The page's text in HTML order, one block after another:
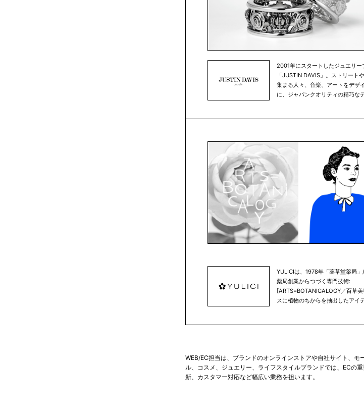
2001年にスタートしたジュエリー
「JUSTIN DAVIS」。ストリート
集まる人々、音楽、アートをデザ
に、ジャパンクオリティの精巧な
の持つオリジナリティと独創性を
一無二の世界観を確立しています
をぶらすことなく、斬新で刺激的
ョンを展開。ブランドを象徴する
は、今もなお多くの人々に愛され
す。 NEW YORKポップアートの刺激、
LONDONパンクムーブメントの衝
リウッドのゴージャスな輝き
DAVISは、CROWNを象徴として
らカルチャーの精神を受け継ぎな
トやロックとの共鳴による独創的
のメッセージが込められており、
ードの融合による比類なきクリエ
は、ファッションシーンからも厚
YULICIは、1978年「薬草堂薬局」
薬局創業からつづく専門技術:
[ARTS=BOTANICALOGY／百草
スに植物のちからを抽出したアイ
WEB/EC担当は、ブランドのオンラインストアや自社サイト、
ル、コスメ、ジュエリー、ライフスタイルブランドでは、ECの
新、カスタマー対応など幅広い業務を担います。
業務内容は会社によって大きく異なります。運用担当として商
携、LP制作、サイト改善、外部制作会社との進行管理まで担当